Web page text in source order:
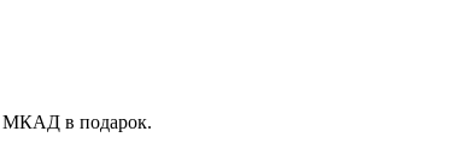
МКАД в подарок.